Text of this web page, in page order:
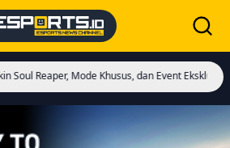
Mode Khusus, dan Event Eksklusif! Cristiano